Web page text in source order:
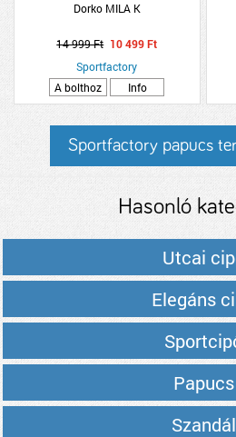
Dorko MILA K
14 999 Ft 10 499 Ft
Sportfactory
A bolthoz
Info
Sportfactory papucs
Hasonló
Utcai
Elegáns
Papucs
Szandál